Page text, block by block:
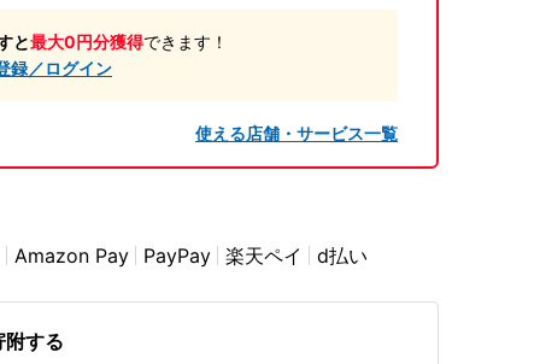
と最大0円分獲得できます！
録／ログイン
使える店舗・サービス一覧
Amazon Pay PayPay 楽天ペイ d払い
する